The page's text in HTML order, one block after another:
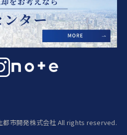
都市開発株式会社 All rights reserved.